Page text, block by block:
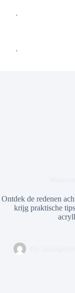
Ontdek de redenen
krijg praktische